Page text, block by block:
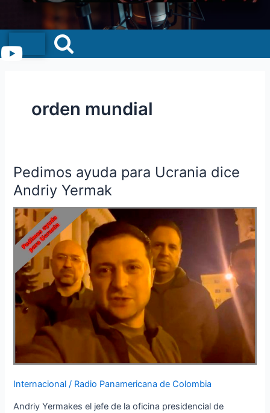
Menu
orden mundial
Pedimos ayuda para Ucrania dice
Andriy Yermak
Internacional / Radio Panamericana de Colombia
Andriy Yermakes el jefe de la oficina presidencial de
Pedimos
ayuda
para
Ucrania
dice
Andriy
Yermak